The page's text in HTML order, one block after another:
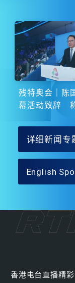
残特奥会｜陈
幕活动致辞
详细新闻专
English
香港电台直播精